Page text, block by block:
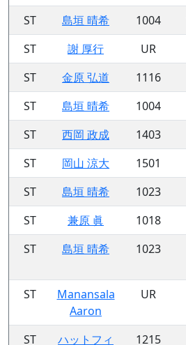
ST
島垣 晴希 1004
ST
謝 厚行 UR
ST
金原 弘道 1116
ST
島垣 晴希 1004
ST
西岡 政成 1403
ST
岡山 涼大 1501
ST
島垣 晴希 1023
ST
兼原 眞 1018
ST
島垣 晴希 1023
ST
Manansala
Aaron
UR
ST
ハットフィ
1215